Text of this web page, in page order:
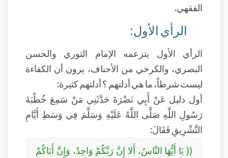
الفقهي.
الرأي الأول:
الرأي الأول يتزعمه الإمام الثوري والحسن
البصري، والكرخي من الأحناف، يرون أن الكفاءة
ليست شرطاً، ما هي أدلتهم ؟ أدلتهم كثيرة:
أول دليل عَنْ أَبِي نَضْرَةَ حَدَّثَنِي مَنْ سَمِعَ خُطْبَةَ
رَسُولِ اللَّهِ صَلَّى اللَّهُ عَلَيْهِ وَسَلَّمَ فِي وَسَطِ أَيَّامِ
التَّشْرِيقِ فَقَالَ:
(( يَا أَيُّهَا النَّاسُ، أَلا إِنَّ رَبَّكُمْ وَاحِدٌ، وَإِنَّ أَبَاكُمْ